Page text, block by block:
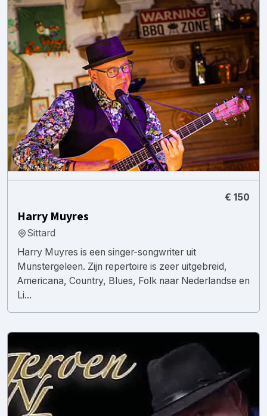
€ 150
Harry Muyres
Sittard
Harry Muyres is een singer-songwriter uit
Munstergeleen. Zijn repertoire is zeer uitgebreid,
Americana, Country, Blues, Folk naar Nederlandse en
Li...